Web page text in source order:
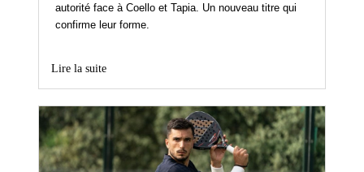
autorité face à Coello et Tapia. Un nouveau titre qui
confirme leur forme.
Lire la suite